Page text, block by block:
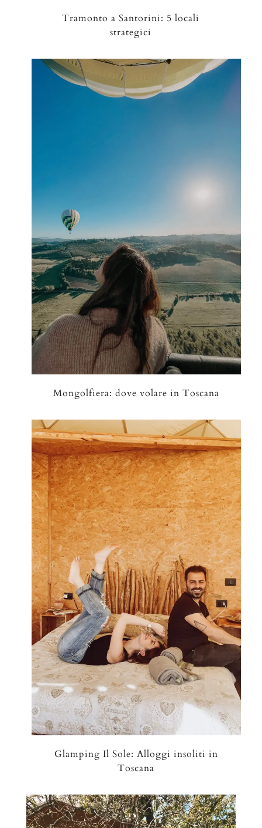
Tramonto a Santorini: 5 locali
strategici
Mongolfiera: dove volare in Toscana
Glamping Il Sole: Alloggi insoliti in
Toscana